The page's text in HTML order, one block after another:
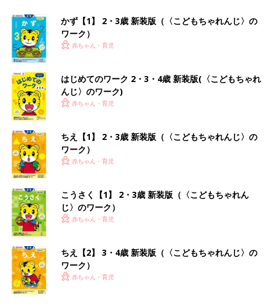
かず【1】 2・3歳 新装版（〈こどもちゃれんじ〉の
ワーク）
赤ちゃん・育児
はじめてのワーク 2・3・4歳 新装版(〈こどもちゃれ
んじ〉のワーク)
赤ちゃん・育児
ちえ【1】 2・3歳 新装版（〈こどもちゃれんじ〉の
ワーク）
赤ちゃん・育児
こうさく【1】 2・3歳 新装版（〈こどもちゃれん
じ〉のワーク）
赤ちゃん・育児
ちえ【2】 3・4歳 新装版（〈こどもちゃれんじ〉の
ワーク）
赤ちゃん・育児